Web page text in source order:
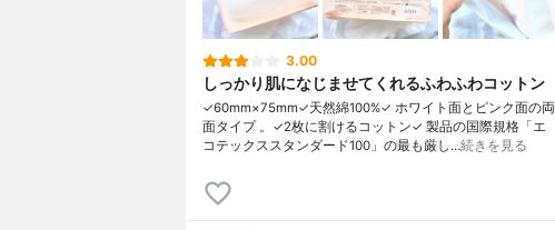
3.00
しっかり肌になじませてくれるふわふわコットン
✓60mm×75mm✓天然綿100%✓ ホワイト面とピンク面の両
面タイプ 。✓2枚に割けるコットン✓ 製品の国際規格「エ
コテックススタンダード100」の最も厳し…続きを見る